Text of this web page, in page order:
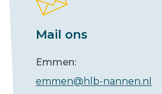
Mail ons
Emmen:
emmen@hlb-nannen.nl